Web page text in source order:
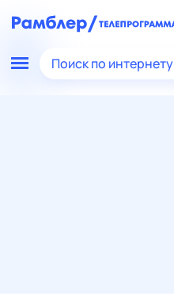
Поиск по интернету